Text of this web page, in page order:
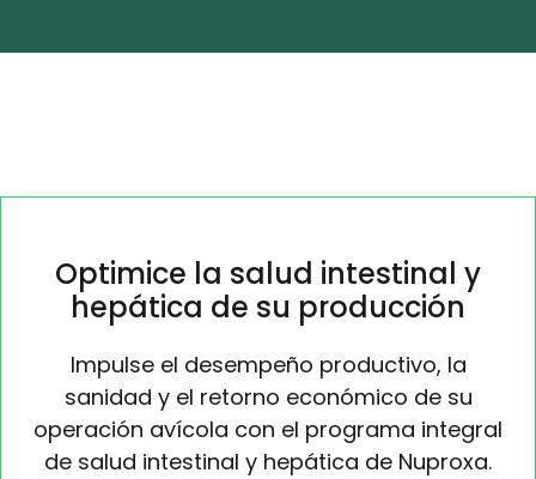
Optimice la salud intestinal y
hepática de su producción
Impulse el desempeño productivo, la
sanidad y el retorno económico de su
operación avícola con el programa integral
de salud intestinal y hepática de Nuproxa.